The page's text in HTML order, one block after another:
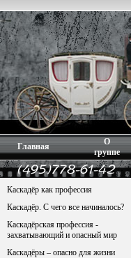
Главная
О
группе
Каскадёр как профессия
Каскадёр. С чего все начиналось?
Каскадёрская профессия -
захватывающий и опасный мир
Каскадёры – опасно для жизни